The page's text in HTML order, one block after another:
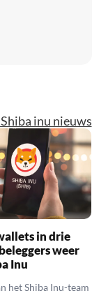
inu nieuws
in drie
weer
Inu
het Shiba Inu-team